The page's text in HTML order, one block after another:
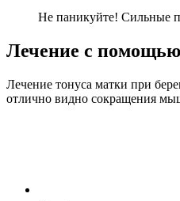
Не паникуйте! Сильные
Лечение с
Лечение тонуса матки при
отлично видно сокращения